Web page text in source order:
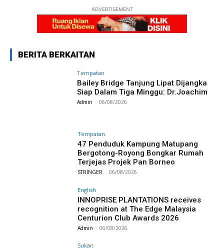
ADVERTISEMENT
BERITA BERKAITAN
Tempatan
Bailey Bridge Tanjung Lipat Dijangka
Siap Dalam Tiga Minggu: Dr.Joachim
Admin - 06/08/2026
Tempatan
47 Penduduk Kampung Matupang
Bergotong-Royong Bongkar Rumah
Terjejas Projek Pan Borneo
STRINGER - 06/08/2026
English
INNOPRISE PLANTATIONS receives
recognition at The Edge Malaysia
Centurion Club Awards 2026
Admin - 06/08/2026
Sukan